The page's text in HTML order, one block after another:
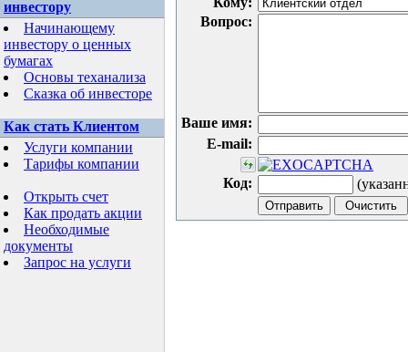
инвестору
Начинающему
инвестору о ценных
бумагах
Основы теханализа
Сказка об инвесторе
Как стать Клиентом
Услуги компании
Тарифы компании
Открыть счет
Как продать акции
Необходимые
документы
Запрос на услуги
Вопрос:
Ваше имя:
E-mail:
Код: